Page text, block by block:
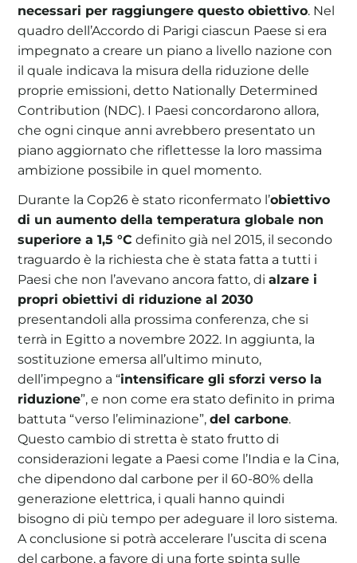
necessari per raggiungere questo obiettivo. Nel
quadro dell’Accordo di Parigi ciascun Paese si era
impegnato a creare un piano a livello nazione con
il quale indicava la misura della riduzione delle
proprie emissioni, detto Nationally Determined
Contribution (NDC). I Paesi concordarono allora,
che ogni cinque anni avrebbero presentato un
piano aggiornato che riflettesse la loro massima
ambizione possibile in quel momento.
Durante la Cop26 è stato riconfermato l’obiettivo
di un aumento della temperatura globale non
superiore a 1,5 °C definito già nel 2015, il secondo
traguardo è la richiesta che è stata fatta a tutti i
Paesi che non l’avevano ancora fatto, dialzare i
propri obiettivi di riduzione al 2030
presentandoli alla prossima conferenza, che si
terrà in Egitto a novembre 2022. In aggiunta, la
sostituzione emersa all’ultimo minuto,
dell’impegno a “intensificare gli sforzi verso la
riduzione”, e non come era stato definito in prima
battuta “verso l’eliminazione”,del carbone.
Questo cambio di stretta è stato frutto di
considerazioni legate a Paesi come l’India e la Cina,
che dipendono dal carbone per il 60-80% della
generazione elettrica, i quali hanno quindi
bisogno di più tempo per adeguare il loro sistema.
A conclusione si potrà accelerare l’uscita di scena
del carbone, a favore di una forte spinta sulle